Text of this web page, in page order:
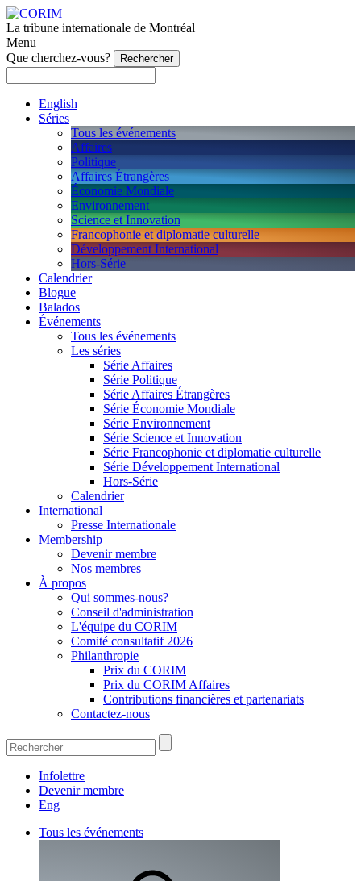
La tribune internationale de Montréal
Menu
Que cherchez-vous?
English
Séries
Tous les événements
Affaires
Politique
Affaires Étrangères
Économie Mondiale
Environnement
Science et Innovation
Francophonie et diplomatie culturelle
Développement International
Hors-Série
Calendrier
Blogue
Balados
Événements
Tous les événements
Les séries
Série Affaires
Série Politique
Série Affaires Étrangères
Série Économie Mondiale
Série Environnement
Série Science et Innovation
Série Francophonie et diplomatie culturelle
Série Développement International
Hors-Série
Calendrier
International
Presse Internationale
Membership
Devenir membre
Nos membres
À propos
Qui sommes-nous?
Conseil d'administration
L'équipe du CORIM
Comité consultatif 2026
Philanthropie
Prix du CORIM
Prix du CORIM Affaires
Contributions financières et partenariats
Contactez-nous
Infolettre
Devenir membre
Eng
Tous les événements